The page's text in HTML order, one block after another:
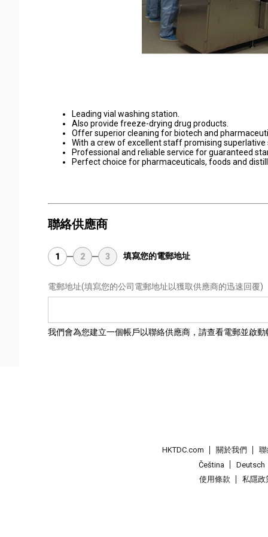
Leading vial washing station.
Also provide freeze-drying drug products.
Offer superior cleaning for biotech and
With a crew of excellent staff promising superlative
Professional and reliable service for guaranteed
Perfect choice for pharmaceuticals, foods and
聯絡供應商
1 2 3 填寫您的電郵地址
電郵地址(填寫您的公司電郵地址以獲取供應商的迅速回覆)
我們會為您建立一個帳戶以聯絡供應商，請查看電郵並啟動
HKTDC.com 關於我們
Čeština
Deutsch
使用條款
私隱政